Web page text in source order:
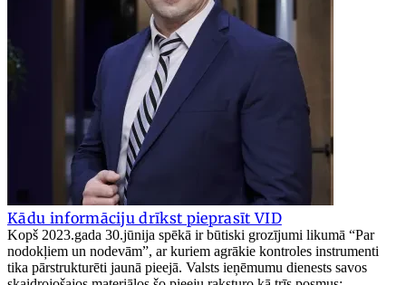
Kādu informāciju drīkst pieprasīt VID
Kopš 2023.gada 30.jūnija spēkā ir būtiski grozījumi likumā “Par
nodokļiem un nodevām”, ar kuriem agrākie kontroles instrumenti
tika pārstrukturēti jaunā pieejā. Valsts ieņēmumu dienests savos